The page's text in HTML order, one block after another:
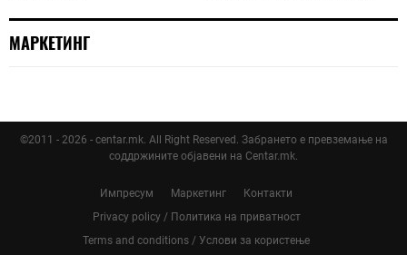
МАРКЕТИНГ
©2011 - 2026 - centar.mk. All Right Reserved. Забрането е превземање на
соддржините објавени на Centar.mk.
Импресум Маркетинг
Контакти
Privacy policy / Политика на приватност
Terms and conditions / Услови за користење